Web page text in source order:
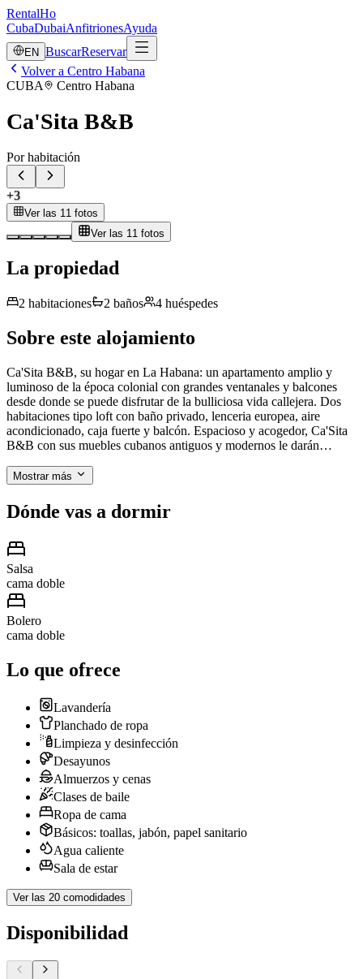
RentalHo
CubaDubaiAnfitrionesAyuda
EN BuscarReservar
Volver a Centro Habana
CUBA
Centro Habana
Ca'Sita B&B
Por habitación
+3
Ver las 11 fotos
Ver las 11 fotos
La propiedad
2 habitaciones 2 baños 4 huéspedes
Sobre este alojamiento
Ca'Sita B&B, su hogar en La Habana: un apartamento amplio y
luminoso de la época colonial con grandes ventanales y balcones
desde donde se puede disfrutar de la bulliciosa vida callejera. Dos
habitaciones tipo loft con baño privado, lenceria europea, aire
acondicionado, caja fuerte y balcón. Espacioso y acogedor, Ca'Sita
B&B con sus muebles cubanos antiguos y modernos le darán…
Mostrar más
Dónde vas a dormir
Salsa
cama doble
Bolero
cama doble
Lo que ofrece
Lavandería
Planchado de ropa
Limpieza y desinfección
Desayunos
Almuerzos y cenas
Clases de baile
Ropa de cama
Básicos: toallas, jabón, papel sanitario
Agua caliente
Sala de estar
Ver las 20 comodidades
Disponibilidad